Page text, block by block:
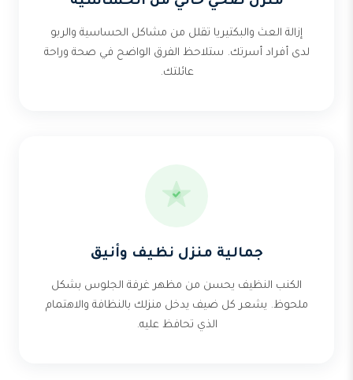
إزالة العث والبكتيريا تقلل من مشاكل الحساسية والربو
لدى أفراد أسرتك. ستلاحظ الفرق الواضح في صحة وراحة
عائلتك.
جمالية منزل نظيف وأنيق
الكنب النظيف يحسن من مظهر غرفة الجلوس بشكل
ملحوظ. يشعر كل ضيف يدخل منزلك بالنظافة والاهتمام
الذي تحافظ عليه.